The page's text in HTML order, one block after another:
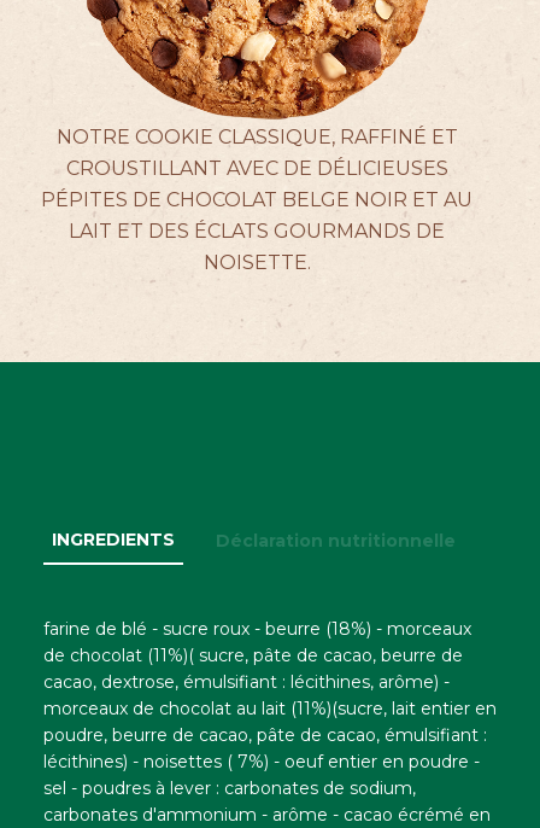
ACTUALITÉS
CONTACTEZ-NOUS
NOTRE COOKIE CLASSIQUE, RAFFINÉ ET
CROUSTILLANT AVEC DE DÉLICIEUSES
PÉPITES DE CHOCOLAT BELGE NOIR ET AU
LAIT ET DES ÉCLATS GOURMANDS DE
NOISETTE.
INGREDIENTS Déclaration nutritionnelle
farine de blé - sucre roux - beurre (18%) - morceaux
de chocolat (11%)( sucre, pâte de cacao, beurre de
cacao, dextrose, émulsifiant : lécithines, arôme) -
morceaux de chocolat au lait (11%)(sucre, lait entier en
poudre, beurre de cacao, pâte de cacao, émulsifiant :
lécithines) - noisettes ( 7%) - oeuf entier en poudre -
sel - poudres à lever : carbonates de sodium,
carbonates d'ammonium - arôme - cacao écrémé en